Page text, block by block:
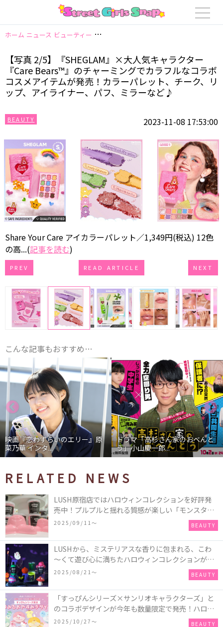
ホーム ニュース ビューティー 【写真 2/5】『SHEGLAM』×大人気キャ
【写真 2/5】『SHEGLAM』×大人気キャラクター
『Care Bears™』のチャーミングでカラフルなコラボ
コスメアイテムが発売！カラーパレット、チーク、リ
ップ、アイライナー、パフ、ミラーなど♪
BEAUTY 2023-11-08 17:53:00
Share Your Care アイカラーパレット／1,349円(税込) 12色
の高...(記事を読む)
PREV READ ARTICLE NEXT
こんな記事もおすすめ…
映画『恋わずらいのエリー』原
菜乃華 インタ...
ドラマ「高杉さん家のおべんと
う」小山慶一郎...
RELATED NEWS
LUSH原宿店ではハロウィンコレクションを好評発
売中！プルプルと揺れる質感が楽しい「モンスター
オクトパス」や定番の「ゴースティー」「パンキン
2025/09/11〜 BEAUTY
LUSHから、ミステリアスな香りに包まれる、こわ
～くて遊び心に満ちたハロウィンコレクションが新
発売！頭と胴体に分かれたバスアイテムを組み合わ
せてキャラクターを完成させる新作「モンスター・
マッシュアップ」シリーズなど♪
2025/08/21〜 BEAUTY
「すっぴんシリーズ×サンリオキャラクターズ」と
のコラボデザインが今年も数量限定で発売！ハロー
キティ、ポムポムプリン、ポチャッコ、ハンギョド
2025/10/27〜 BEAUTY